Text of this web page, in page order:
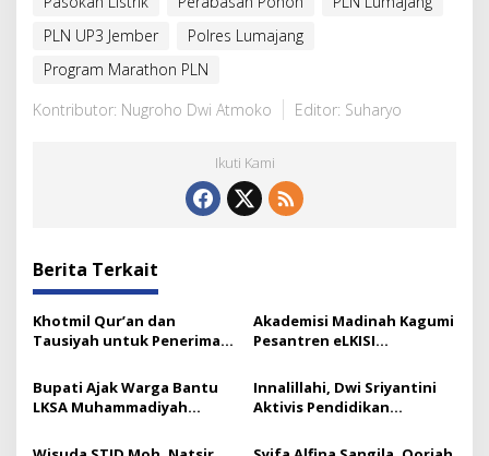
PLN UP3 Jember
Polres Lumajang
Program Marathon PLN
Kontributor: Nugroho Dwi Atmoko
Editor: Suharyo
Ikuti Kami
Berita Terkait
Khotmil Qur’an dan
Tausiyah untuk Penerima
Akademisi Madinah Kagumi
Pesantren eLKISI
Bupati Ajak Warga Bantu
LKSA Muhammadiyah
Innalillahi, Dwi Sriyantini
Aktivis Pendidikan